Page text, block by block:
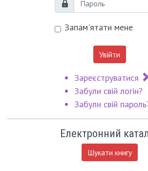
Пароль
Запам'ятати мене
Увійти
Зареєструватися
Забули свій логін?
Забули свій
Електронний
Шукати книгу